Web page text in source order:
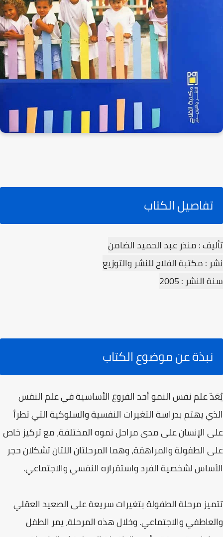
تفاصيل الكتاب
تأليف : منذر عبد الحميد الضامن
نشر : مكتبة الفلاح للنشر والتوزيع
سنة النشر : 2005
نبذة عن موضوع الكتاب
يُعَدّ علم نفس النمو أحد الفروع الأساسية في علم النفس
الذي يهتم بدراسة التغيرات النفسية والسلوكية التي تطرأ
على الإنسان على مدى مراحل نموه المختلفة، مع تركيز خاص
على الطفولة والمراهقة، وهما المرحلتان اللتان تشكلان حجر
الأساس لشخصية الفرد واستقراره النفسي والاجتماعي.
تتميز مرحلة الطفولة بتغيرات سريعة على الصعيد العقلي
والعاطفي والاجتماعي. وخلال هذه المرحلة، يمر الطفل